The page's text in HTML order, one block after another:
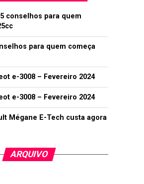
5 conselhos para quem
para quem começa
e-3008 – Fevereiro 2024
e-3008 – Fevereiro 2024
Mégane E-Tech custa agora
ARQUIVO